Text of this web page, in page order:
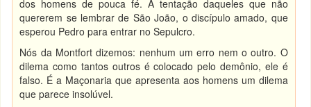
dos homens de pouca fé. A tentação daqueles que não
quererem se lembrar de São João, o discípulo amado, que
esperou Pedro para entrar no Sepulcro.
Nós da Montfort dizemos: nenhum um erro nem o outro. O
dilema como tantos outros é colocado pelo demônio, ele é
falso. É a Maçonaria que apresenta aos homens um dilema
que parece insolúvel.